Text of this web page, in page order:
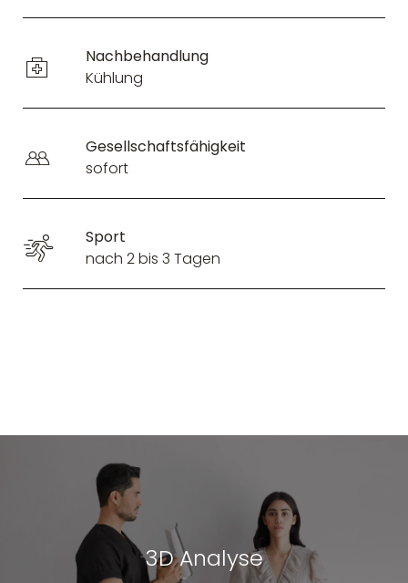
Nachbehandlung
Kühlung
Gesellschaftsfähigkeit
sofort
Sport
nach 2 bis 3 Tagen
3D Analyse